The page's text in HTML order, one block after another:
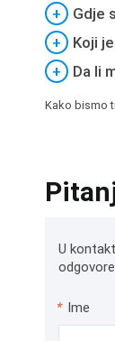
+
Gdje
+
Koji
+
Da li
Kako bismo
U
* Ime